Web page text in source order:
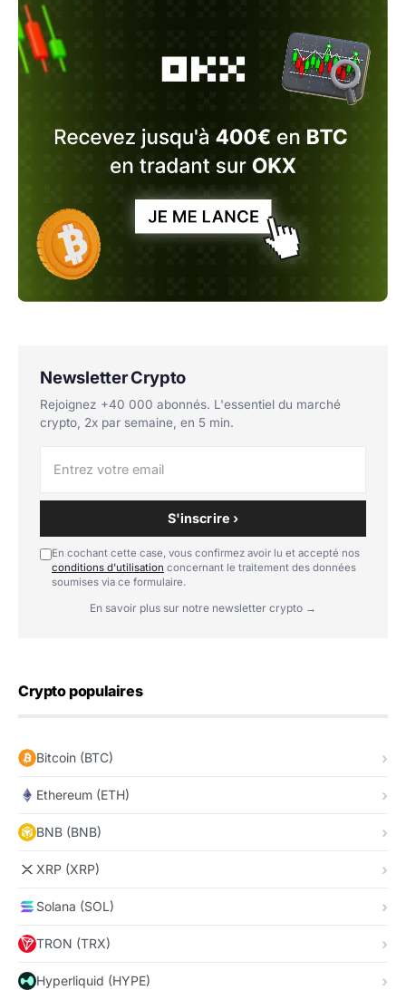
Newsletter Crypto
Rejoignez +40 000 abonnés. L'essentiel du marché
crypto, 2x par semaine, en 5 min.
S'inscrire ›
En cochant cette case, vous confirmez avoir lu et accepté nos
conditions d'utilisation concernant le traitement des données
soumises via ce formulaire.
En savoir plus sur notre newsletter crypto →
Crypto populaires
Bitcoin (BTC)
Ethereum (ETH)
BNB (BNB)
XRP (XRP)
Solana (SOL)
TRON (TRX)
Hyperliquid (HYPE)